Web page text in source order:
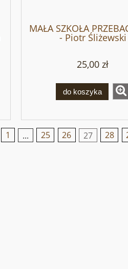
MAŁA SZKOŁA
- Piotr Śliżewski
25,00 zł
do koszyka
1 ... 25 26 27 28